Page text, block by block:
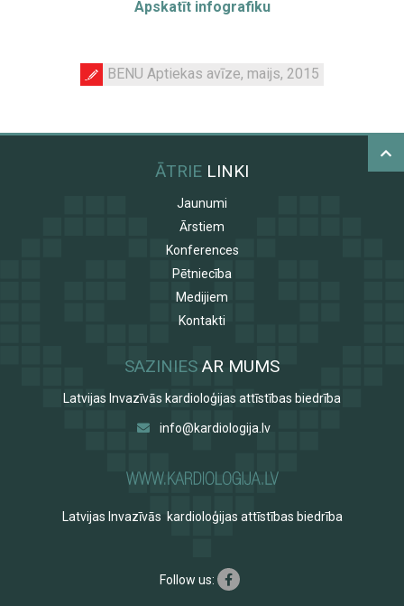
Apskatīt infografiku
BENU Aptiekas avīze, maijs, 2015
ĀTRIE LINKI
Jaunumi
Ārstiem
Konferences
Pētniecība
Medijiem
Kontakti
SAZINIES AR MUMS
Latvijas Invazīvās kardioloģijas attīstības biedrība
info@kardiologija.lv
Latvijas Invazīvās kardioloģijas attīstības biedrība
Follow us: